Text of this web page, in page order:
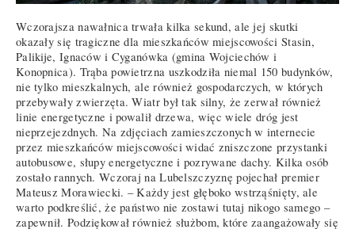
Wczorajsza nawałnica trwała kilka sekund, ale jej skutki
okazały się tragiczne dla mieszkańców miejscowości Stasin,
Palikije, Ignaców i Cyganówka (gmina Wojciechów i
Konopnica). Trąba powietrzna uszkodziła niemal 150 budynków,
nie tylko mieszkalnych, ale również gospodarczych, w których
przebywały zwierzęta. Wiatr był tak silny, że zerwał również
linie energetyczne i powalił drzewa, więc wiele dróg jest
nieprzejezdnych. Na zdjęciach zamieszczonych w internecie
przez mieszkańców miejscowości widać zniszczone przystanki
autobusowe, słupy energetyczne i pozrywane dachy. Kilka osób
zostało rannych. Wczoraj na Lubelszczyznę pojechał premier
Mateusz Morawiecki. – Każdy jest głęboko wstrząśnięty, ale
warto podkreślić, że państwo nie zostawi tutaj nikogo samego –
zapewnił. Podziękował również służbom, które zaangażowały się